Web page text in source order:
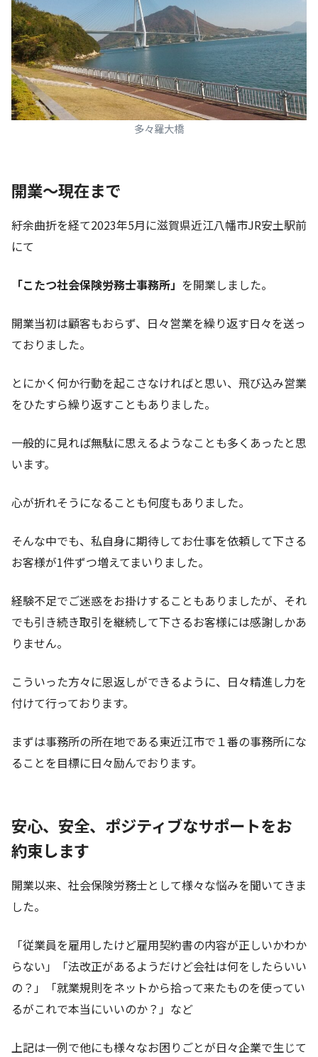
多々羅大橋
開業～現在まで
紆余曲折を経て2023年5月に滋賀県近江八幡市JR安土駅前
にて
「こたつ社会保険労務士事務所」 を開業しました。
開業当初は顧客もおらず、日々営業を繰り返す日々を送っ
ておりました。
とにかく何か行動を起こさなければと思い、飛び込み営業
をひたすら繰り返すこともありました。
一般的に見れば無駄に思えるようなことも多くあったと思
います。
心が折れそうになることも何度もありました。
そんな中でも、私自身に期待してお仕事を依頼して下さる
お客様が1件ずつ増えてまいりました。
経験不足でご迷惑をお掛けすることもありましたが、それ
でも引き続き取引を継続して下さるお客様には感謝しかあ
りません。
こういった方々に恩返しができるように、日々精進し力を
付けて行っております。
まずは事務所の所在地である東近江市で１番の事務所にな
ることを目標に日々励んでおります。
安心、安全、ポジティブなサポートをお
約束します
開業以来、社会保険労務士として様々な悩みを聞いてきま
した。
「従業員を雇用したけど雇用契約書の内容が正しいかわか
らない」「法改正があるようだけど会社は何をしたらいい
の？」「就業規則をネットから拾って来たものを使ってい
るがこれで本当にいいのか？」など
上記は一例で他にも様々なお困りごとが日々企業で生じて